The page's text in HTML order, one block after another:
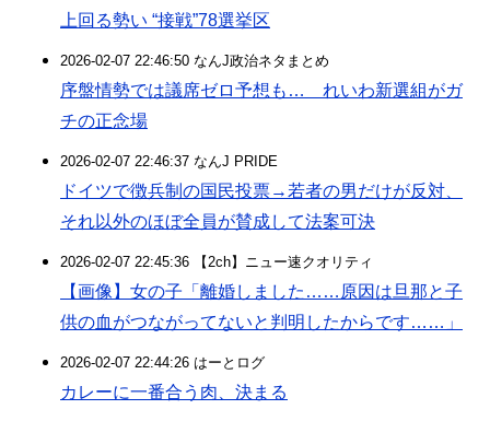
上回る勢い “接戦”78選挙区
2026-02-07 22:46:50 なんJ政治ネタまとめ
序盤情勢では議席ゼロ予想も… れいわ新選組がガ
チの正念場
2026-02-07 22:46:37 なんJ PRIDE
ドイツで徴兵制の国民投票→若者の男だけが反対、
それ以外のほぼ全員が賛成して法案可決
2026-02-07 22:45:36 【2ch】ニュー速クオリティ
【画像】女の子「離婚しました……原因は旦那と子
供の血がつながってないと判明したからです……」
2026-02-07 22:44:26 はーとログ
カレーに一番合う肉、決まる